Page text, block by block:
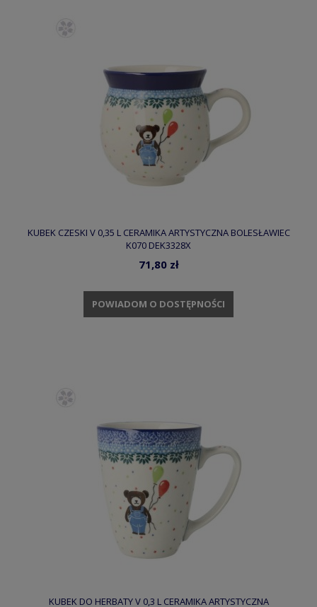
KUBEK CZESKI V 0,35 L CERAMIKA ARTYSTYCZNA BOLESŁAWIEC
K070 DEK3328X
71,80 zł
POWIADOM O DOSTĘPNOŚCI
KUBEK DO HERBATY V 0,3 L CERAMIKA ARTYSTYCZNA